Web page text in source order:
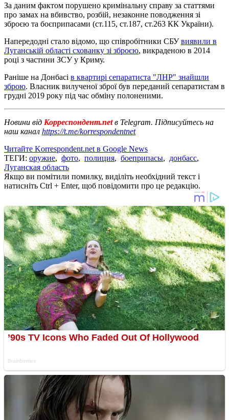
За даним фактом порушено кримінальну справу за статтями
про замах на вбивство, розбій, незаконне поводження зі
зброєю та боєприпасами (ст.115, ст.187, ст.263 КК України).
Напередодні стало відомо, що співробітники СБУвиявили в
Луганській області схованку зі зброєю, викраденою в 2014
році з частини ЗCУ у Криму.
Раніше на Донбасі в квартирі сепаратиста "ЛНР" знайшли
зброю. Власник вилученої зброї був переданий сепаратистам в
грудні 2019 року під час обміну полоненими.
Новини від Корреспондент.netв Telegram. Підписуйтесь на
наш канал https://t.me/korrespondentnet
Читайте Korrespondent.net в Google News
ТЕГИ: оружие, фото, полиция, боеприпасы, донбасс,
Луганская область
Якщо ви помітили помилку, виділіть необхідний текст і
натисніть Ctrl + Enter, щоб повідомити про це редакцію.